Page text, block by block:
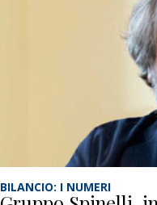
BILANCIO: I NUMERI